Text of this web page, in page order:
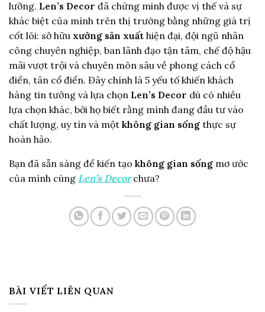
lưỡng. Len’s Decor đã chứng minh được vị thế và sự
khác biệt của mình trên thị trường bằng những giá trị
cốt lõi: sở hữu xưởng sản xuất hiện đại, đội ngũ nhân
công chuyên nghiệp, ban lãnh đạo tận tâm, chế độ hậu
mãi vượt trội và chuyên môn sâu về phong cách cổ
điển, tân cổ điển. Đây chính là 5 yếu tố khiến khách
hàng tin tưởng và lựa chọn Len’s Decor dù có nhiều
lựa chọn khác, bởi họ biết rằng mình đang đầu tư vào
chất lượng, uy tín và một không gian sống thực sự
hoàn hảo.
Bạn đã sẵn sàng để kiến tạo không gian sống mơ ước
của mình cùng Len’s Decorchưa?
BÀI VIẾT LIÊN QUAN